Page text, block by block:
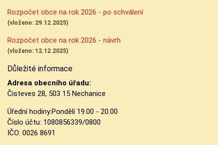
Rozpočet obce na rok 2026 - po schválení
(vloženo: 29.12.2025)
Rozpočet obce na rok 2026 - návrh
(vloženo: 12.12.2025)
Důležité informace
Adresa obecního úřadu:
Čisteves 28, 503 15 Nechanice
Úřední hodiny:Pondělí 19.00 - 20.00
Číslo účtu: 1080856339/0800
IČO: 0026 8691